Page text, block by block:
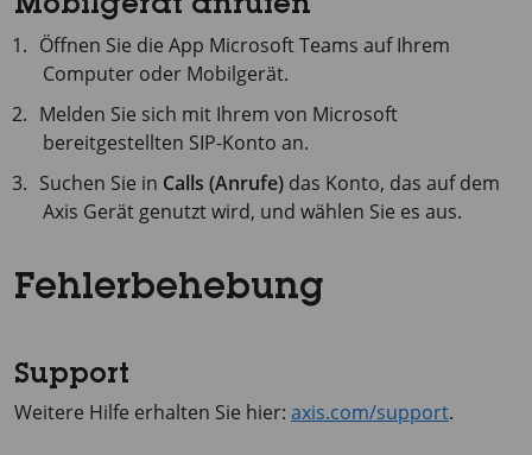
Mobilgerät anrufen
Öffnen Sie die App Microsoft Teams auf Ihrem
Computer oder Mobilgerät.
Melden Sie sich mit Ihrem von Microsoft
bereitgestellten SIP-Konto an.
Suchen Sie in Calls (Anrufe) das Konto, das auf dem
Axis Gerät genutzt wird, und wählen Sie es aus.
Fehlerbehebung
Support
Weitere Hilfe erhalten Sie hier: axis.com/support.